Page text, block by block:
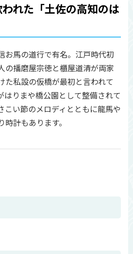
れた「土佐の高知のは
お馬の道行で有名。江戸時代初
の播磨屋宗徳と櫃屋道清が両家
た私設の仮橋が最初と言われて
はりまや橋公園として整備されて
こい節のメロディとともに龍馬や
計もあります。